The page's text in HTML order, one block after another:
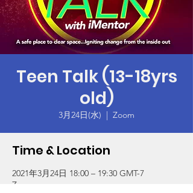
Teen Talk (13-18yrs
old)
3月24日(水)
  |
Zoom
Time & Location
2021年3月24日 18:00 – 19:30 GMT-7
Zoom